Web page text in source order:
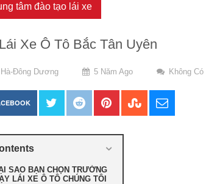
tâm đào tạo lái xe
Xe Ô Tô Bắc Tân Uyên
Hà-Đông Dương 5 Năm Ago Không
SAO BẠN CHỌN TRƯỜNG
LÁI XE Ô TÔ CHÚNG TÔI